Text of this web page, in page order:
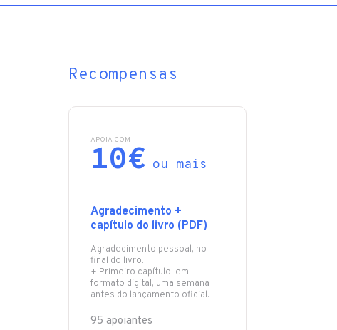
Recompensas
APOIA COM
10€ ou mais
Agradecimento +
capítulo do livro (PDF)
Agradecimento pessoal, no
final do livro.
+ Primeiro capítulo, em
formato digital, uma semana
antes do lançamento oficial.
95 apoiantes